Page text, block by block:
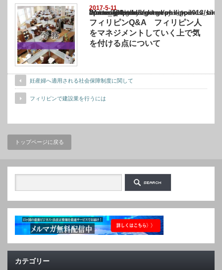
2017-5-11
Warning
: Undefined array key "show_category" in
/home/netst/kuno-cpa.co.jp/public_html/philippines_blog/wp-content/themes/
on line183
フィリピンQ&A フィリピン人
をマネジメントしていく上で気
を付ける点について
妊産婦へ適用される社会保障制度に関して
フィリピンで建設業を行うには
トップページに戻る
カテゴリー